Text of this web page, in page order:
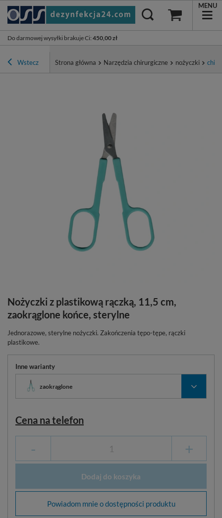
Do darmowej wysyłki brakuje Ci: 450,00 zł
MENU
Wstecz Strona główna Narzędzia chirurgiczne nożyczki
Nożyczki z plastikową rączką, 11,5 cm,
zaokrąglone końce, sterylne
Jednorazowe, sterylne nożyczki. Zakończenia tępo-tępe, rączki
plastikowe.
Inne warianty
zaokrąglone
Cena na telefon
- +
Dodaj do koszyka
Powiadom mnie o dostępności produktu